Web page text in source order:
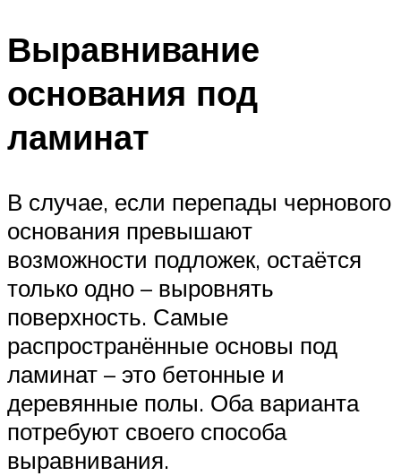
Выравнивание
основания под
ламинат
В случае, если перепады чернового
основания превышают
возможности подложек, остаётся
только одно – выровнять
поверхность. Самые
распространённые основы под
ламинат – это бетонные и
деревянные полы. Оба варианта
потребуют своего способа
выравнивания.